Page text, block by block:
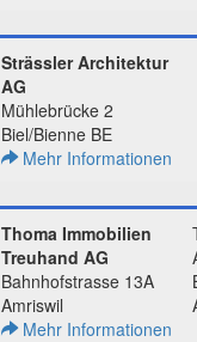
Strässler Architektur
AG
Mühlebrücke 2
Biel/Bienne BE
Mehr Informationen
Thoma Immobilien
Treuhand AG
Bahnhofstrasse 13A
Amriswil
Mehr Informationen